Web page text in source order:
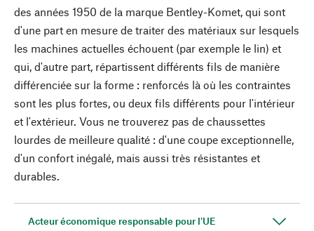
des années 1950 de la marque Bentley-Komet, qui sont
d'une part en mesure de traiter des matériaux sur lesquels
les machines actuelles échouent (par exemple le lin) et
qui, d'autre part, répartissent différents fils de manière
différenciée sur la forme : renforcés là où les contraintes
sont les plus fortes, ou deux fils différents pour l'intérieur
et l'extérieur. Vous ne trouverez pas de chaussettes
lourdes de meilleure qualité : d'une coupe exceptionnelle,
d'un confort inégalé, mais aussi très résistantes et
durables.
Acteur économique responsable pour l'UE